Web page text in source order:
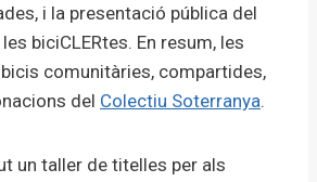
i la presentació pública del
biciCLERtes. En resum, les
comunitàries, compartides,
del Colectiu Soterranya.
un taller de titelles per als